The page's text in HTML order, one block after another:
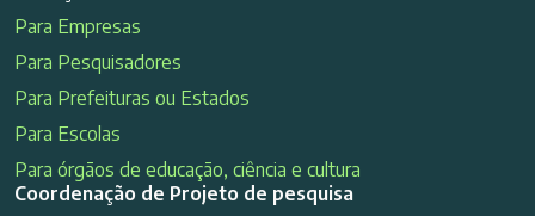
Para Empresas
Para Pesquisadores
Para Prefeituras ou Estados
Para Escolas
Para órgãos de educação, ciência e cultura
Coordenação de Projeto de pesquisa